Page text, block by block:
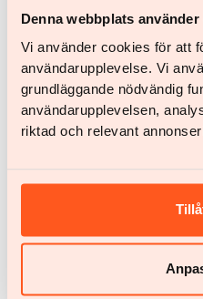
Denna webbplats
Vi använder cookies för att
användarupplevelse. Vi
grundläggande nödvändig
användarupplevelsen,
riktad och relevant
Artikel geprüft von:
Cristina Waller Sterner
July 7, 2025
Artikel überprüft von: